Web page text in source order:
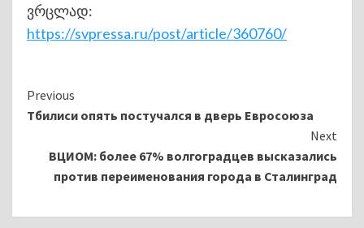
ვრცლად:
https://svpressa.ru/post/article/360760/
Continue
Reading
Previous
Тбилиси опять постучался в дверь Евросоюза
Next
ВЦИОМ: более 67% волгоградцев высказались
против переименования города в Сталинград